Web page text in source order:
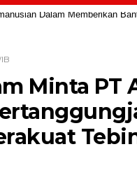
Dalam Memberikan
Minta PT